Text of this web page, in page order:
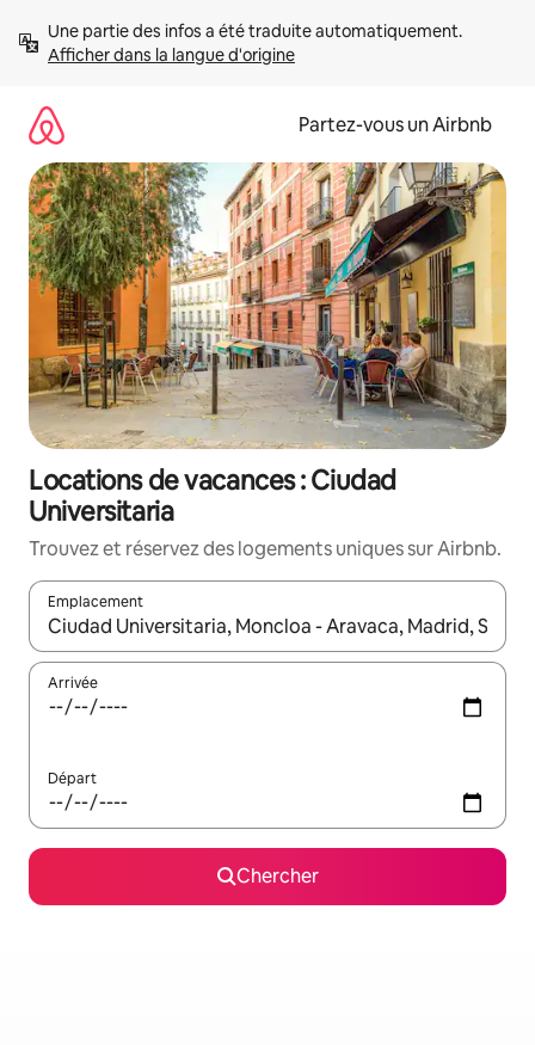
directement
Afficher dans la langue d'origine
Partez-vous un Airbnb
Locations de vacances : Ciudad
Universitaria
Trouvez et réservez des logements uniques sur Airbnb.
Emplacement
Quand les résultats sont affichés, parcourez-les en utilisant
Arrivée
Départ
Chercher